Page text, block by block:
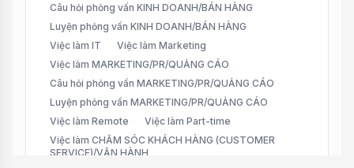
Câu hỏi phỏng vấn KINH DOANH/BÁN HÀNG
Luyện phỏng vấn KINH DOANH/BÁN HÀNG
Việc làm IT
Việc làm Marketing
Việc làm MARKETING/PR/QUẢNG CÁO
Câu hỏi phỏng vấn MARKETING/PR/QUẢNG CÁO
Luyện phỏng vấn MARKETING/PR/QUẢNG CÁO
Việc làm Remote
Việc làm Part-time
Việc làm CHĂM SÓC KHÁCH HÀNG (CUSTOMER
SERVICE)/VẬN HÀNH